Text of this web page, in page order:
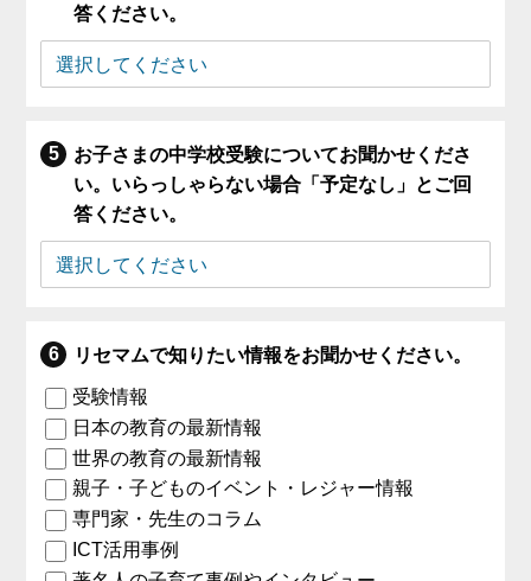
答ください。
お子さまの中学校受験についてお聞かせくださ
い。いらっしゃらない場合「予定なし」とご回
答ください。
リセマムで知りたい情報をお聞かせください。
受験情報
日本の教育の最新情報
世界の教育の最新情報
親子・子どものイベント・レジャー情報
専門家・先生のコラム
ICT活用事例